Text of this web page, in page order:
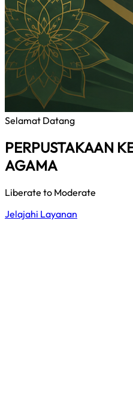
Selamat Datang
PERPUSTAKAAN
AGAMA
Liberate to Moderate
Jelajahi Layanan